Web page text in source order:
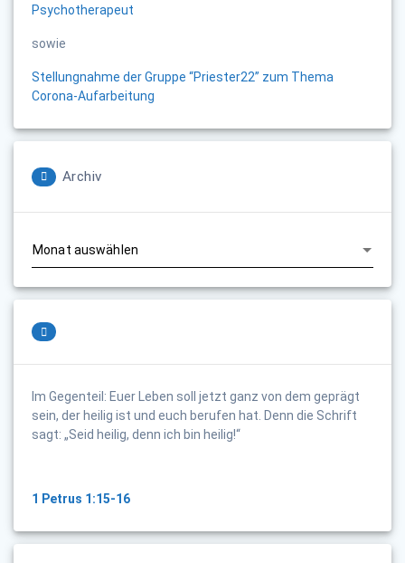
Psychotherapeut
sowie
Stellungnahme der Gruppe “Priester22” zum Thema
Corona-Aufarbeitung
Archiv
Im Gegenteil: Euer Leben soll jetzt ganz von dem geprägt
sein, der heilig ist und euch berufen hat. Denn die Schrift
sagt: „Seid heilig, denn ich bin heilig!“
1 Petrus 1:15-16